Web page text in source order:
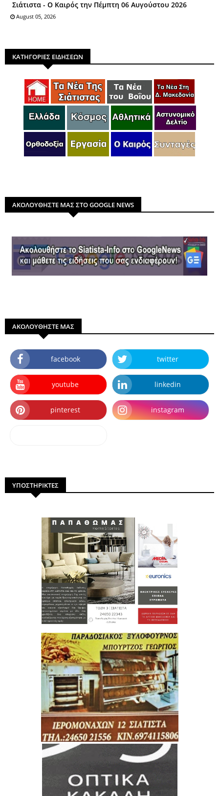
Σιάτιστα - Ο Καιρός την Πέμπτη 06 Αυγούστου 2026
August 05, 2026
ΚΑΤΗΓΟΡΙΕΣ ΕΙΔΗΣΕΩΝ
ΑΚΟΛΟΥΘΗΣΤΕ ΜΑΣ ΣΤΟ GOOGLE NEWS
ΑΚΟΛΟΥΘΗΣΤΕ ΜΑΣ
facebook twitter
youtube linkedin
pinterest instagram
ΥΠΟΣΤΗΡΙΚΤΕΣ